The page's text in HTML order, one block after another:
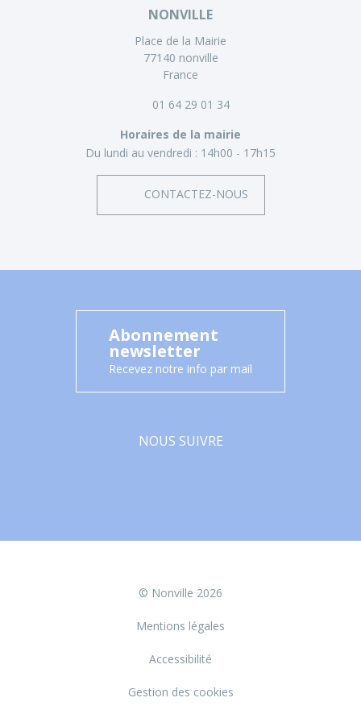
NONVILLE
Place de la Mairie
77140 nonville
France
01 64 29 01 34
Horaires de la mairie
Du lundi au vendredi : 14h00 - 17h15
CONTACTEZ-NOUS
Abonnement
newsletter
Recevez notre info par mail
NOUS SUIVRE
© Nonville 2026
Mentions légales
Accessibilité
Gestion des cookies